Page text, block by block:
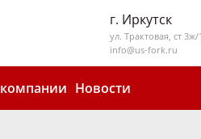
г. Иркутск
ул. Трактовая, ст
info@us-fork.ru
Новости